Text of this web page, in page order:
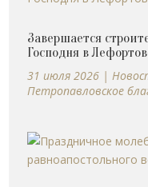
Завершается
Господня в
31 июля 2026 |
Петропавловское